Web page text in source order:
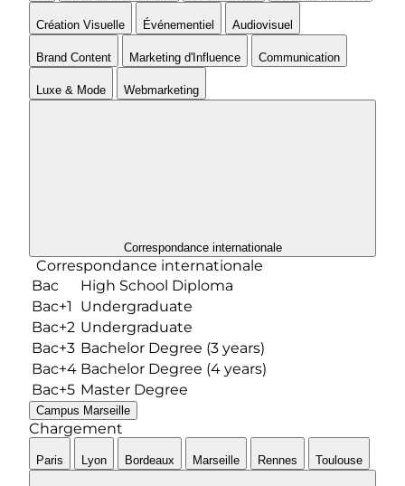
Création Visuelle Événementiel Audiovisuel
Brand Content Marketing d'Influence Communication
Luxe & Mode Webmarketing
Correspondance internationale
Correspondance internationale
Bac
High School Diploma
Bac+1
Undergraduate
Bac+2 Undergraduate
Bac+3 Bachelor Degree (3 years)
Bac+4 Bachelor Degree (4 years)
Bac+5 Master Degree
Campus Marseille
Chargement
Paris Lyon Bordeaux Marseille Rennes Toulouse